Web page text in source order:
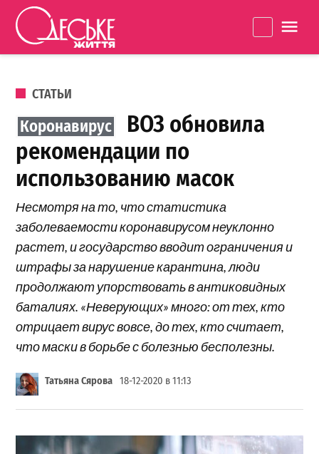
Перейти к содержанию
життя
ОПУБЛИКОВАНО В
СТАТЬИ
ВОЗ обновила
рекомендации по
использованию масок
Несмотря на то, что статистика
заболеваемости коронавирусом неуклонно
растет, и государство вводит ограничения и
штрафы за нарушение карантина, люди
продолжают упорствовать в антиковидных
баталиях. «Неверующих» много: от тех, кто
отрицает вирус вовсе, до тех, кто считает,
что маски в борьбе с болезнью бесполезны.
Татьяна Сярова 18-12-2020 в 11:13